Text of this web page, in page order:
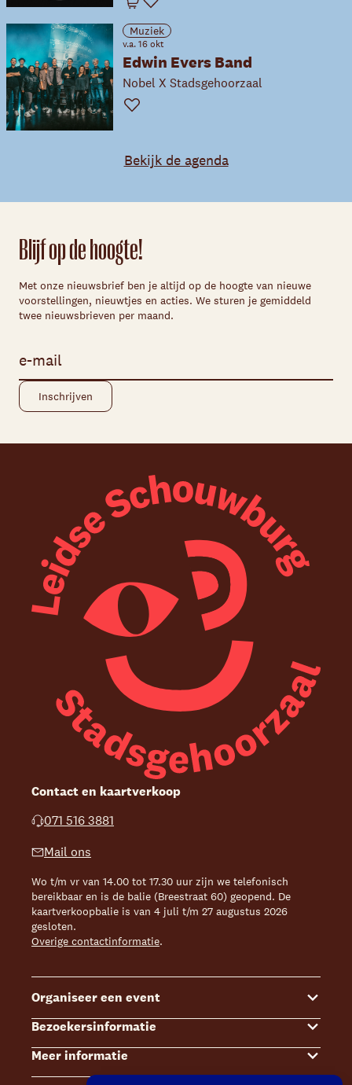
Winkelwagen
Favoriet
Muziek
v.a. 16 okt
Edwin Evers Band
Nobel X Stadsgehoorzaal
Favoriet
Bekijk de agenda
Blijf op de hoogte!
Met onze nieuwsbrief ben je altijd op de hoogte van nieuwe
voorstellingen, nieuwtjes en acties. We sturen je gemiddeld
twee nieuwsbrieven per maand.
Contact en kaartverkoop
071 516 3881
Mail ons
Wo t/m vr van 14.00 tot 17.30 uur zijn we telefonisch
bereikbaar en is de balie (Breestraat 60) geopend. De
kaartverkoopbalie is van 4 juli t/m 27 augustus 2026
gesloten.
Overige contactinformatie.
Organiseer een event
Events
Zalenoverzicht
Bezoekersinformatie
Kaartverkoop
Meer informatie